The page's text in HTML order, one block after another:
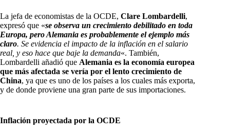
La jefa de economistas de la OCDE, Clare Lombardelli,
expresó que «se observa un crecimiento debilitado en toda
Europa, pero Alemania es probablemente el ejemplo más
claro. Se evidencia el impacto de la inflación en el salario
real, y eso hace que baje la demanda«. También,
Lombardelli añadió que Alemania es la economía europea
que más afectada se vería por el lento crecimiento de
China, ya que es uno de los países a los cuales más exporta,
y de donde proviene una gran parte de sus importaciones.
Inflación proyectada por la OCDE